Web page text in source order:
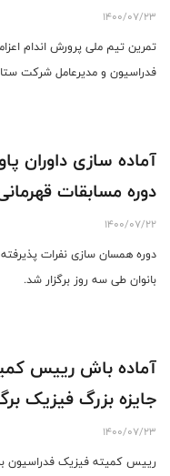
1400/07/23
تمرین تیم ملی پرورش اندام
فدراسیون و مدیرعامل شرکت
آماده سازی داوران
دوره مسابقات
1400/07/22
دوره همسان سازی نفرات
بانوان طی سه روز برگزار شد.
آماده باش رییس
جایزه بزرگ فیزیک
1400/07/23
رییس کمیته فیزیک فدراسیون